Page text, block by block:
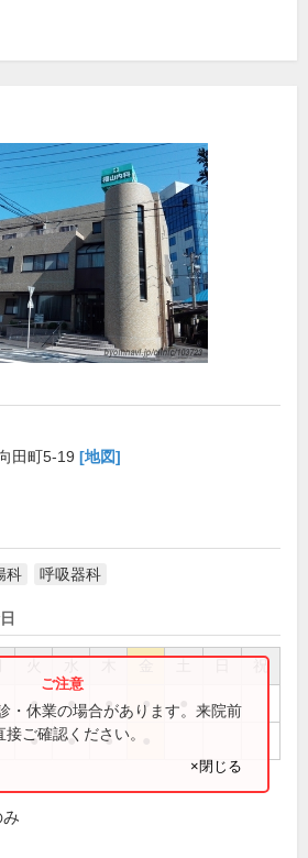
田町5-19 [地図]
科 呼吸器科
祝
● ● ● ●
● ● ●
・休業の場合があります。来院前
ご確認ください。
×閉じる